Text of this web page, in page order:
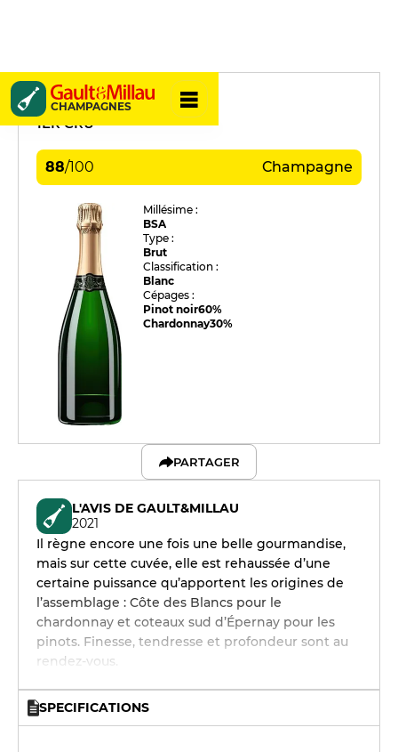
CHAMPAGNES
Dericbourg
1ER CRU
88/100 Champagne
Millésime :
BSA
Type :
Brut
Classification :
Blanc
Cépages :
Pinot noir60%
Chardonnay30%
PARTAGER
L'AVIS DE GAULT&MILLAU
2021
Il règne encore une fois une belle gourmandise,
mais sur cette cuvée, elle est rehaussée d’une
certaine puissance qu’apportent les origines de
l’assemblage : Côte des Blancs pour le
chardonnay et coteaux sud d’Épernay pour les
pinots. Finesse, tendresse et profondeur sont au
rendez-vous.
SPECIFICATIONS